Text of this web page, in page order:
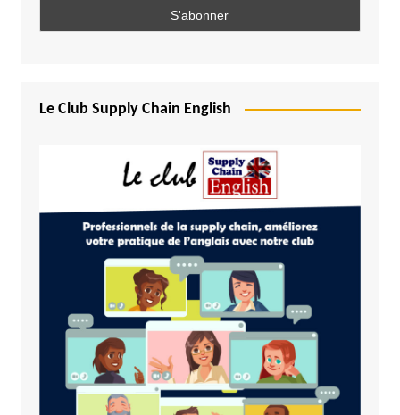
Le Club Supply Chain English